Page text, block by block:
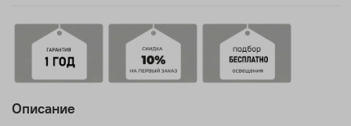
Описание